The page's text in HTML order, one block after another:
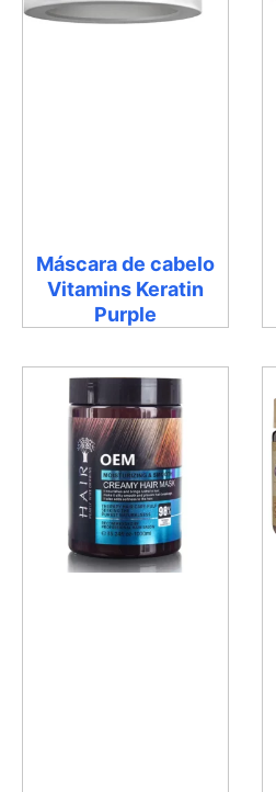
Máscara de cabelo
Vitamins Keratin
Purple